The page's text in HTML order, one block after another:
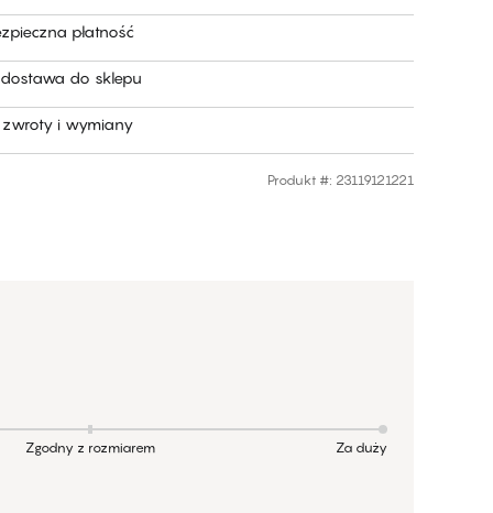
płatność
do sklepu
i wymiany
Produkt #: 23119121221
Zgodny z rozmiarem Za duży